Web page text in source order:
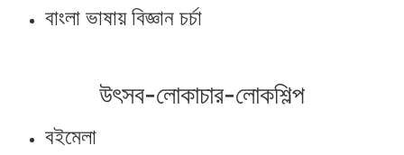
বাংলা ভাষায় বিজ্ঞান চর্চা
উৎসব-লোকাচার-লোকশিল্প
বইমেলা